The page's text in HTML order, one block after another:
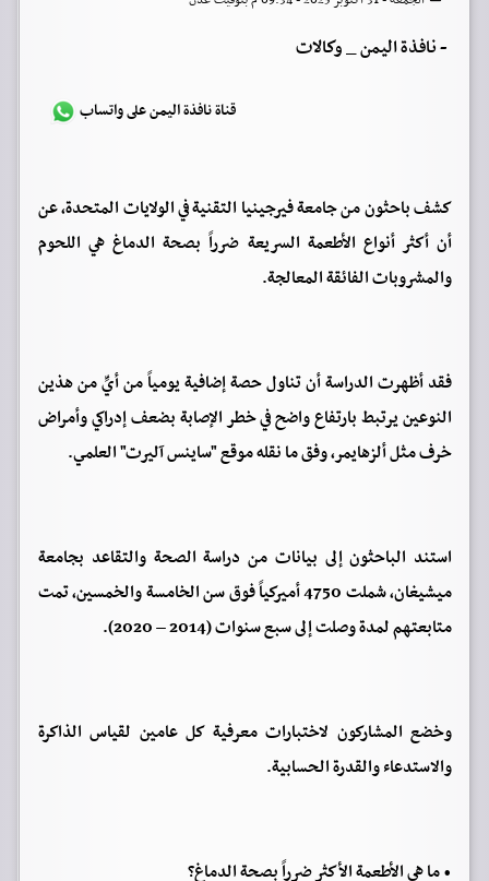
-نافذة اليمن _ وكالات
قناة نافذة اليمن على واتساب
كشف باحثون من جامعة فيرجينيا التقنية في الولايات المتحدة، عن
أن أكثر أنواع الأطعمة السريعة ضرراً بصحة الدماغ هي اللحوم
والمشروبات الفائقة المعالجة.
فقد أظهرت الدراسة أن تناول حصة إضافية يومياً من أيٍّ من هذين
النوعين يرتبط بارتفاع واضح في خطر الإصابة بضعف إدراكي وأمراض
خرف مثل ألزهايمر، وفق ما نقله موقع "ساينس آليرت" العلمي.
استند الباحثون إلى بيانات من دراسة الصحة والتقاعد بجامعة
ميشيغان، شملت 4750 أميركياً فوق سن الخامسة والخمسين، تمت
متابعتهم لمدة وصلت إلى سبع سنوات (2014 – 2020).
وخضع المشاركون لاختبارات معرفية كل عامين لقياس الذاكرة
والاستدعاء والقدرة الحسابية.
• ما هي الأطعمة الأكثر ضرراً بصحة الدماغ؟